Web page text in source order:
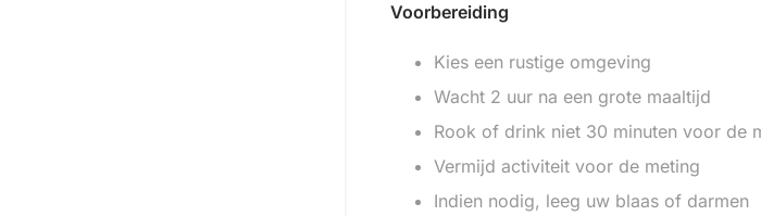
Voorbereiding
Kies een rustige omgeving
Wacht 2 uur na een grote maaltijd
Rook of drink niet 30 minuten voor de
Vermijd activiteit voor de meting
Indien nodig, leeg uw blaas of darmen